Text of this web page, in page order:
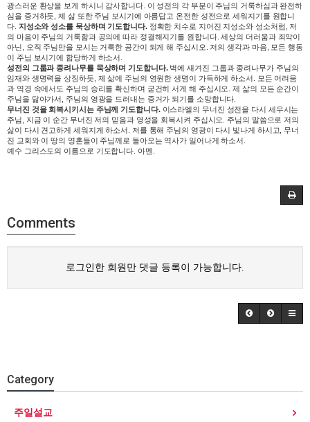
광스러운 환상을 보게 하시니 감사합니다. 이 성전의 각 부분이 주님의 거룩하심과 완전하
심을 증거하듯, 제 삶 또한 주님 보시기에 아름답고 온전한 성전으로 세워지기를 원합니
다. 지성소와 성소를 묵상하며 기도합니다. 정확한 치수로 지어진 지성소와 성소처럼, 저
의 마음이 주님의 거룩함과 공의에 따라 정결해지기를 원합니다. 세상의 더러움과 죄악이
아닌, 오직 주님만을 모시는 거룩한 공간이 되게 해 주십시오. 저의 생각과 마음, 모든 행동
이 주님 보시기에 합당하게 하소서.
성전의 그룹과 종려나무를 묵상하며 기도합니다. 벽에 새겨진 그룹과 종려나무가 주님의
임재와 생명력을 상징하듯, 제 삶에 주님의 영원한 생명이 가득하게 하소서. 모든 어려움
과 역경 속에서도 주님의 승리를 확신하며 굳건히 서게 해 주십시오. 제 삶의 모든 순간이
주님을 닮아가서, 주님의 영광을 드러내는 증거가 되기를 소망합니다.
무너진 것을 회복시키시는 주님께 기도합니다. 이스라엘의 무너진 성전을 다시 세우시는
주님, 지금 이 순간 무너진 저의 믿음과 영성을 회복시켜 주십시오. 주님의 말씀으로 저의
삶이 다시 견고하게 세워지게 하소서. 저를 통해 주님의 영광이 다시 빛나게 하시고, 무너
진 교회와 이 땅의 영혼들이 주님께로 돌아오는 역사가 일어나게 하소서.
예수 그리스도의 이름으로 기도합니다. 아멘.
Comments
로그인한 회원만 댓글 등록이 가능합니다.
Category
주일설교